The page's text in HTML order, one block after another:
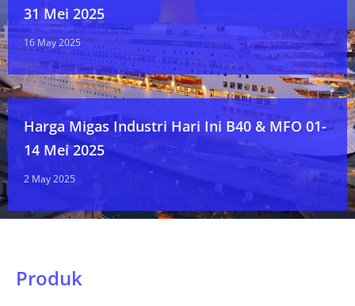
31 Mei 2025
16 May 2025
Harga Migas Industri Hari Ini B40 & MFO 01-
14 Mei 2025
2 May 2025
Produk